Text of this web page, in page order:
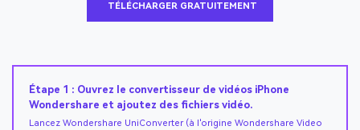
TÉLÉCHARGER GRATUITEMENT
Étape 1 : Ouvrez le convertisseur de vidéos iPhone
Wondershare et ajoutez des fichiers vidéo.
Lancez Wondershare UniConverter (à l'origine Wondershare Video